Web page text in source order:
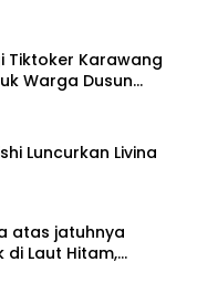
Tiktoker Karawang
Warga Dusun
Luncurkan Livina
atas jatuhnya
Laut Hitam,